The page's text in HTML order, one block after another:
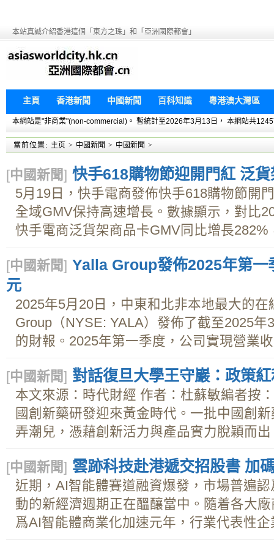
本站真誠介紹香港這個「東方之珠」和「亞洲國際都會」
主頁 香港新聞 中國新聞 百科知識 粵港澳大灣區
本網站是"非商業"(non-commercial)。 暫統計至2026年3月13日， 本網站共
當前位置: 主页 > 中國新聞 > 中國新聞 >
[中國新聞] 快手618購物節迎開門紅 泛
5月19日，快手電商發佈快手618購物節開
全域GMV保持高速增長。數據顯示，對比
快手電商泛貨架商品卡GMV同比增長
[中國新聞] Yalla Group發佈2025年第一
元
2025年5月20日，中東和北非本地最大的
Group（NYSE: YALA）發佈了截至2025
的財報。2025年第一季度，公司實現營業
[中國新聞] 對話復旦大學王守巖：政策
本文來源：時代財經 作者：杜蘇敏編者按
國創新藥研發迎來黃金時代。一批中國創
弄潮兒，憑藉創新活力與產品實力脫穎而出
[中國新聞] 雲跡科技赴港遞交招股書 加
近期，AI智能體賽道融資爆發，市場普遍
動的新經濟週期正在醞釀當中。隨着各大
爲AI智能體商業化加速元年，行業代表性企